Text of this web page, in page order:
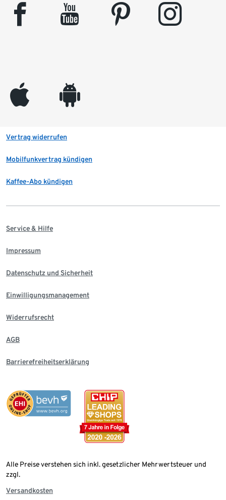
facebook youtube pinterest instagram
appleinc android
Vertrag widerrufen
Mobilfunkvertrag kündigen
Kaffee-Abo kündigen
Service & Hilfe
Impressum
Datenschutz und Sicherheit
Einwilligungsmanagement
Widerrufsrecht
AGB
Barrierefreiheitserklärung
Alle Preise verstehen sich inkl. gesetzlicher Mehrwertsteuer und
zzgl.
Versandkosten